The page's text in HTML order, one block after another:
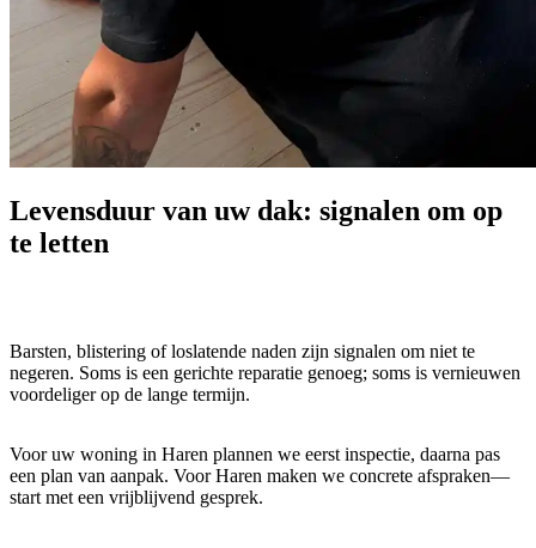
Levensduur van uw dak: signalen om op
te letten
Barsten, blistering of loslatende naden zijn signalen om niet te
negeren. Soms is een gerichte reparatie genoeg; soms is vernieuwen
voordeliger op de lange termijn.
Voor uw woning in Haren plannen we eerst inspectie, daarna pas
een plan van aanpak. Voor Haren maken we concrete afspraken—
start met een vrijblijvend gesprek.